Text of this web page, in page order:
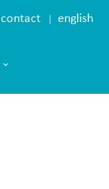
contact english